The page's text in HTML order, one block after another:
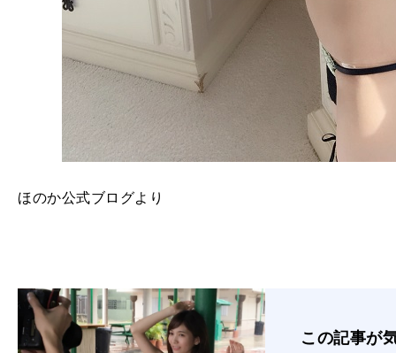
ほのか公式ブログより
この記事が